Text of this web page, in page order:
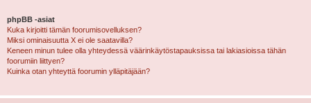
phpBB -asiat
Kuka kirjoitti tämän foorumisovelluksen?
Miksi ominaisuutta X ei ole saatavilla?
Keneen minun tulee olla yhteydessä väärinkäytöstapauksissa tai lakiasioissa tähän
foorumiin liittyen?
Kuinka otan yhteyttä foorumin ylläpitäjään?